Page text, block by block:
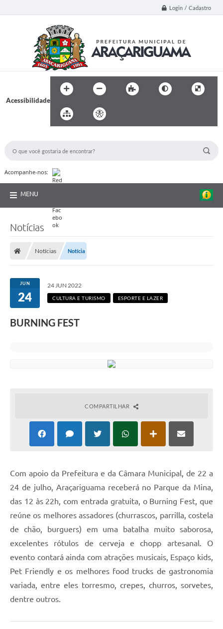
Login / Cadastro
Acessibilidade
Acompanhe-nos:
MENU
Notícias
Notícias Notícia
JUN
24
24 JUN 2022
CULTURA E TURISMO ESPORTE E LAZER
BURNING FEST
COMPARTILHAR
Com apoio da Prefeitura e da Câmara Municipal, de 22 a
24 de julho, Araçariguama receberá no Parque da Mina,
das 12 às 22h, com entrada gratuita, o Burning Fest, que
reúne os melhores assadores (churrascos, parrilla, costela
de chão, burguers) em uma batalha muito saborosa,
excelentes rótulos de cerveja e chopp artesanal. O
evento contará ainda com atrações musicais, Espaço kids,
Pet Friendly e os melhores food trucks de gastronomia
variada, entre eles torresmo, crepes, churros, sorvetes,
dentre outros.